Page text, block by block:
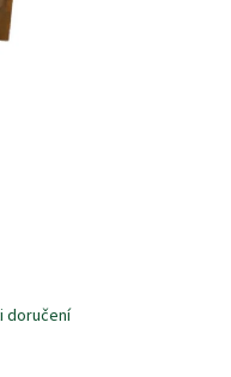
doručení